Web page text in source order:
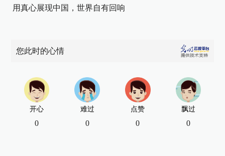
用真心展现中国，世界自有回响
您此时的心情
开心
0
难过
0
点赞
0
飘过
0